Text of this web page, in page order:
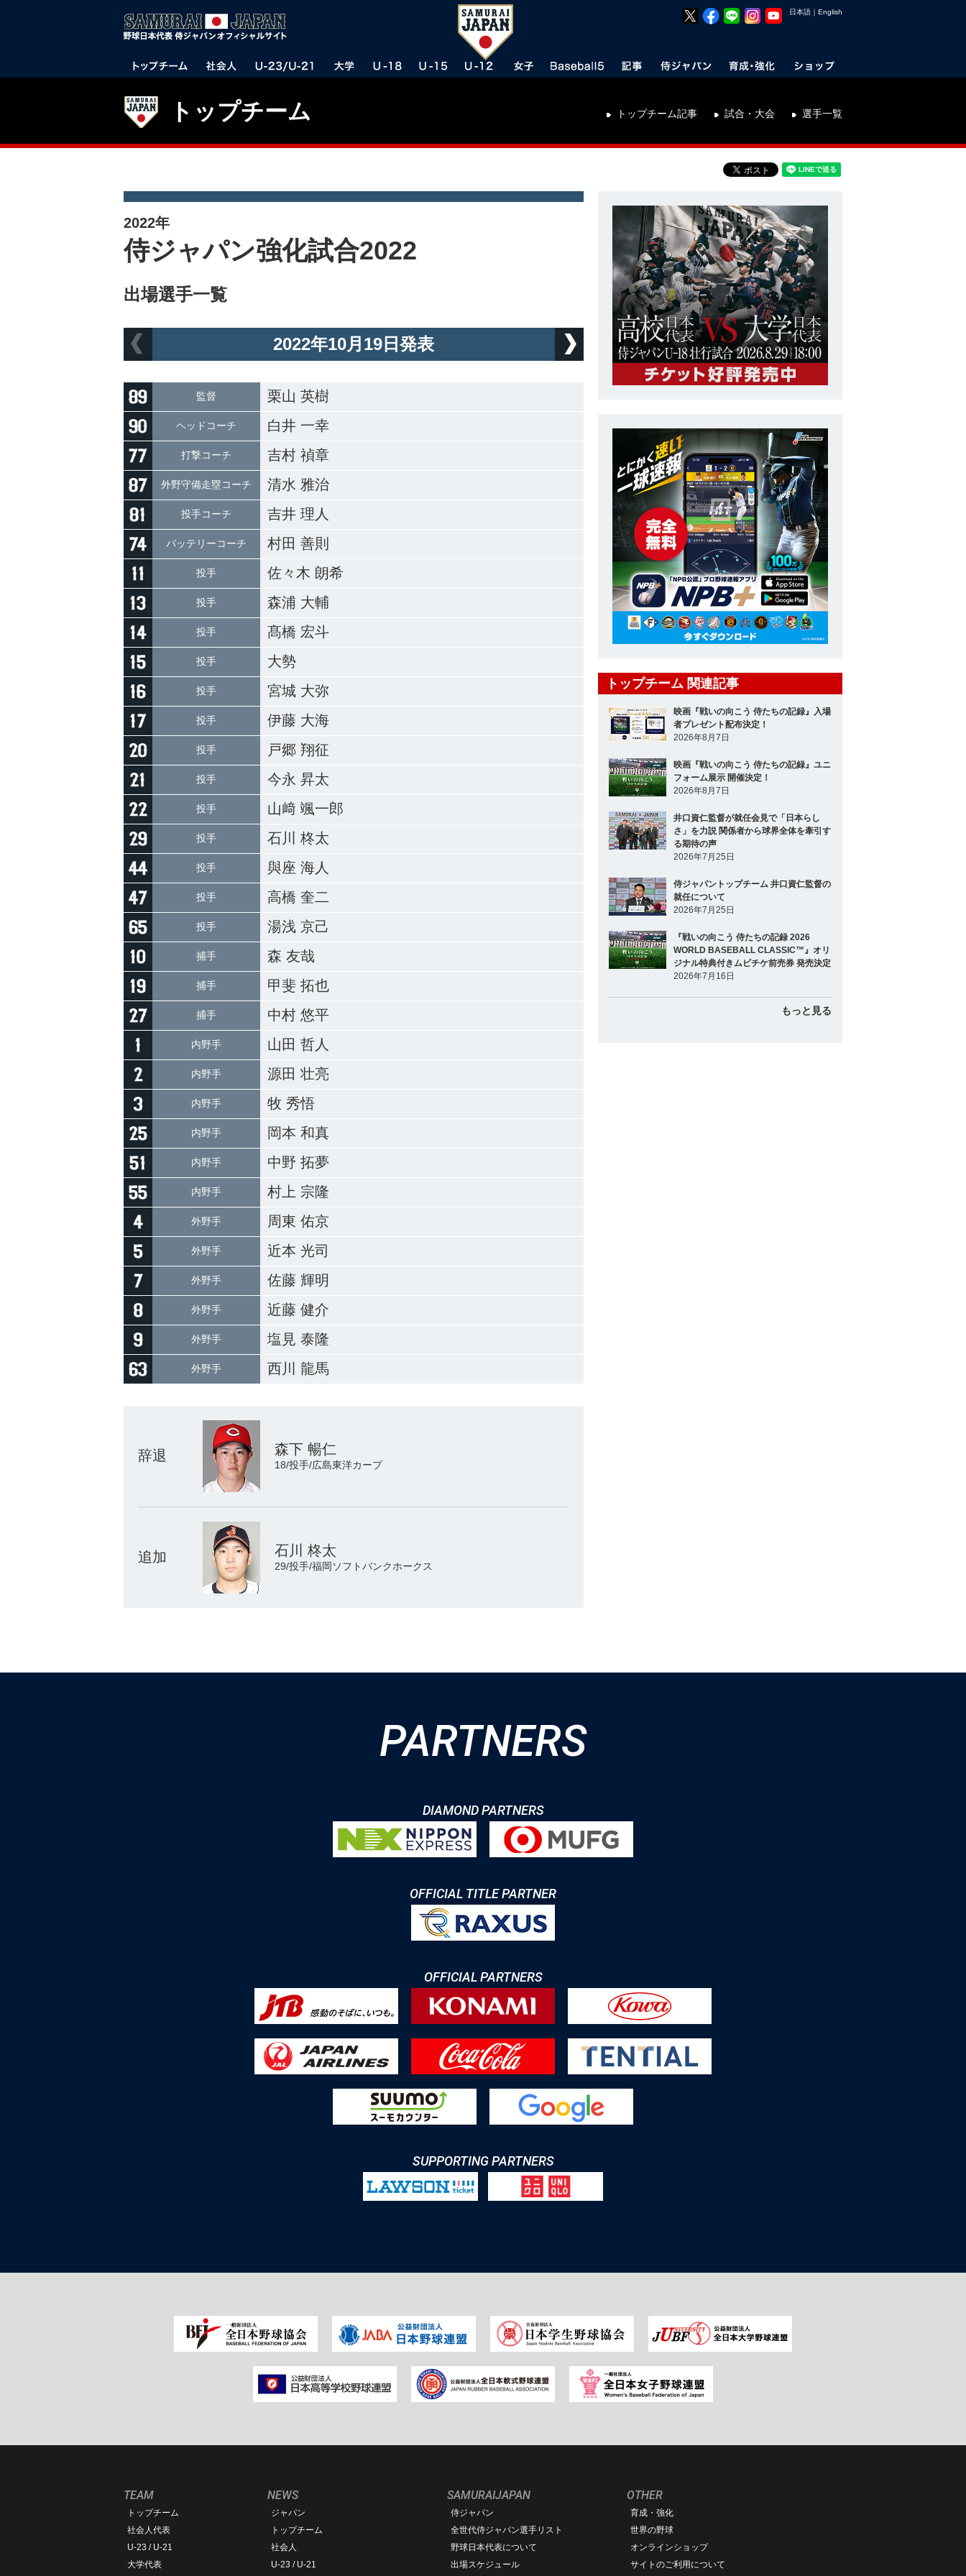
日本語 ｜ English
トップチーム トップチーム記事 試合・大会 選手一覧
2022年
侍ジャパン強化試合2022
出場選手一覧
2022年10月19日発表
監督 栗山 英樹
ヘッドコーチ 白井 一幸
打撃コーチ 吉村 禎章
外野守備走塁コーチ 清水 雅治
投手コーチ 吉井 理人
バッテリーコーチ 村田 善則
投手 佐々木 朗希
投手 森浦 大輔
投手 髙橋 宏斗
投手 大勢
投手 宮城 大弥
投手 伊藤 大海
投手 戸郷 翔征
投手 今永 昇太
投手 山﨑 颯一郎
投手 石川 柊太
投手 與座 海人
投手 高橋 奎二
投手 湯浅 京己
捕手 森 友哉
捕手 甲斐 拓也
捕手 中村 悠平
内野手 山田 哲人
内野手 源田 壮亮
内野手 牧 秀悟
内野手 岡本 和真
内野手 中野 拓夢
内野手 村上 宗隆
外野手 周東 佑京
外野手 近本 光司
外野手 佐藤 輝明
外野手 近藤 健介
外野手 塩見 泰隆
外野手 西川 龍馬
辞退 森下 暢仁
18/投手/広島東洋カープ
追加 石川 柊太
29/投手/福岡ソフトバンクホークス
白井 一幸
打撃コーチ 吉村 禎章
外野守備走塁コーチ 清水 雅治
投手コーチ 吉井 理人
バッテリーコーチ 村田 善則
投手 佐々木 朗希
投手 森浦 大輔
投手 髙橋 宏斗
投手 宮城 大弥
投手 伊藤 大海
投手 戸郷 翔征
投手 山﨑 颯一郎
投手
捕手 森 友哉
甲斐 拓也
中村 悠平
トップチーム 関連記事
映画『戦いの向こう 侍たちの記録』入場
者プレゼント配布決定！
2026年8月7日
映画『戦いの向こう 侍たちの記録』ユニ
フォーム展示 開催決定！
2026年8月7日
井口資仁監督が就任会見で「日本らし
さ」を力説 関係者から球界全体を牽引す
る期待の声
2026年7月25日
侍ジャパントップチーム 井口資仁監督の
就任について
2026年7月25日
『戦いの向こう 侍たちの記録 2026
WORLD BASEBALL CLASSIC™』オリ
ジナル特典付きムビチケ前売券 発売決定
2026年7月16日
もっと見る
PARTNERS
DIAMOND PARTNERS
OFFICIAL TITLE PARTNER
OFFICIAL PARTNERS
SUPPORTING PARTNERS
TEAM
トップチーム
社会人代表
U-23 / U-21
大学代表
NEWS
ジャパン
トップチーム
社会人
U-23 / U-21
SAMURAIJAPAN
侍ジャパン
全世代侍ジャパン選手リスト
野球日本代表について
出場スケジュール
OTHER
育成・強化
世界の野球
オンラインショップ
サイトのご利用について